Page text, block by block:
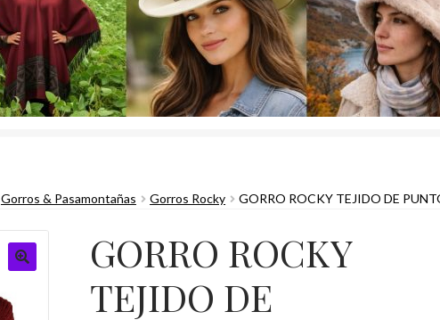
Gorros & Pasamontañas Gorros Rocky GORRO ROCKY TEJIDO DE
GORRO ROCKY
TEJIDO DE